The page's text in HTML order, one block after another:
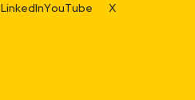
LinkedInYouTube X